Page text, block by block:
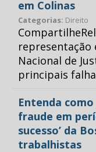
em Colinas
Categorias: Direito
representação
Nacional de
principais
Entenda
fraude em
sucesso’ da
trabalhistas